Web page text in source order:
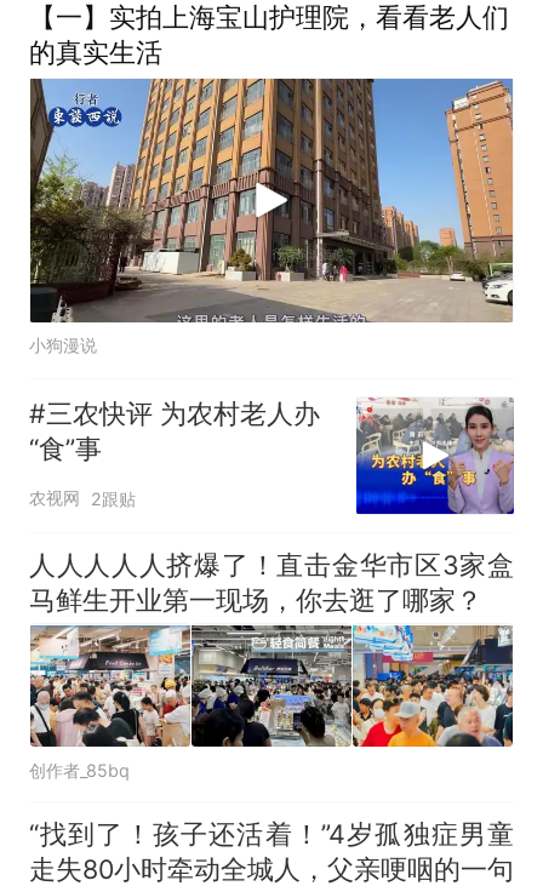
【一】实拍上海宝山护理院，看看老人们
的真实生活
小狗漫说
#三农快评 为农村老人办
“食”事
农视网 2跟贴
人人人人人挤爆了！直击金华市区3家盒
马鲜生开业第一现场，你去逛了哪家？
创作者_85bq
“找到了！孩子还活着！”4岁孤独症男童
走失80小时牵动全城人，父亲哽咽的一句